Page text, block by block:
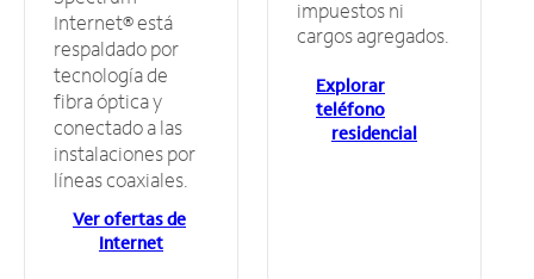
Internet® está
respaldado por
tecnología de
fibra óptica y
conectado a las
instalaciones por
líneas coaxiales.
Ver ofertas de
Internet
impuestos ni
cargos agregados.
Explorar
teléfono
residencial